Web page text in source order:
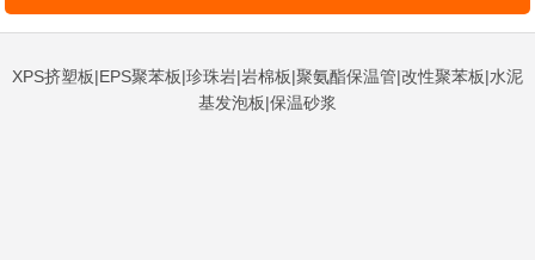
XPS挤塑板|EPS聚苯板|珍珠岩|岩棉板|聚氨酯保温管|改性聚苯板|水泥
基发泡板|保温砂浆